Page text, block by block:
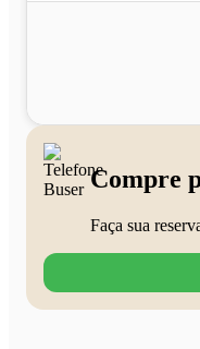
Compre
Faça sua